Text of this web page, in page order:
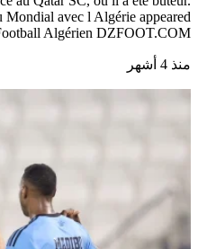
Mondial avec l Algérie appeared
Algérien DZFOOT.COM .
منذ 4 أشهر